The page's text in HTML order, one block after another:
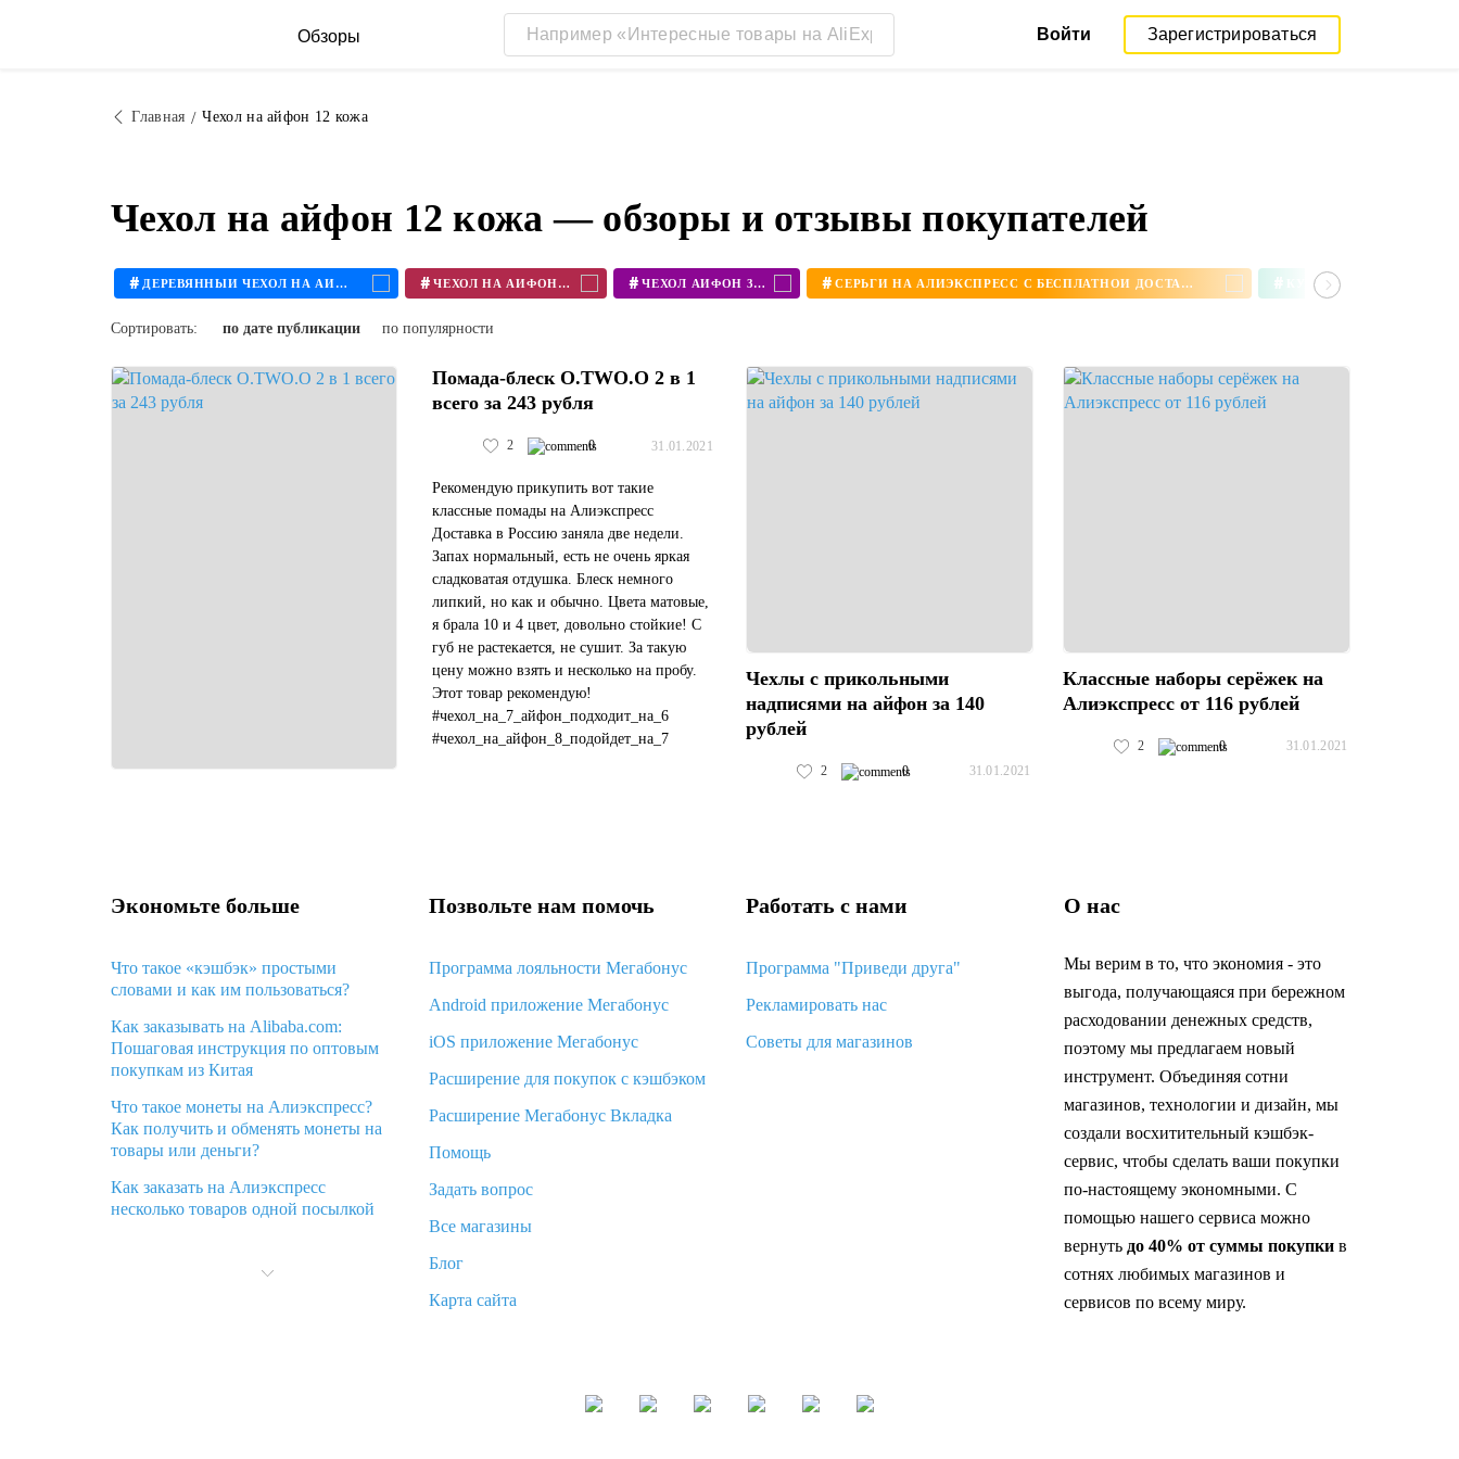
Обзоры Войти Зарегистрироваться
Главная Чехол на айфон 12 кожа
Чехол на айфон 12 кожа — обзоры и отзывы покупателей
# ДЕРЕВЯННЫЙ ЧЕХОЛ НА АЙФОН # ЧЕХОЛ НА АЙФОН 11 # ЧЕХОЛ АЙФОН 360 # СЕРЬГИ НА АЛИЭКСПРЕСС С БЕСПЛАТНОЙ ДОСТАВКОЙ #
Сортировать: по дате публикации по популярности
Помада-блеск O.TWO.O 2 в 1
всего за 243 рубля
2 0 31.01.2021
Рекомендую прикупить вот такие
классные помады на Алиэкспресс
Доставка в Россию заняла две недели.
Запах нормальный, есть не очень яркая
сладковатая отдушка. Блеск немного
липкий, но как и обычно. Цвета матовые,
я брала 10 и 4 цвет, довольно стойкие! С
губ не растекается, не сушит. За такую
цену можно взять и несколько на пробу.
Этот товар рекомендую!
#чехол_на_7_айфон_подходит_на_6
#чехол_на_айфон_8_подойдет_на_7
Чехлы с прикольными
надписями на айфон за 140
рублей
2 0 31.01.2021
Классные наборы серёжек на
Алиэкспресс от 116 рублей
2 0 31.01.2021
Экономьте больше
Что такое «кэшбэк» простыми
словами и как им пользоваться?
Как заказывать на Alibaba.com:
Пошаговая инструкция по оптовым
покупкам из Китая
Что такое монеты на Алиэкспресс?
Как получить и обменять монеты на
товары или деньги?
Как заказать на Алиэкспресс
несколько товаров одной посылкой
Алиэкспресс и что делать?
Позвольте нам помочь
Программа лояльности Мегабонус
Android приложение Мегабонус
iOS приложение Мегабонус
Расширение для покупок с кэшбэком
Расширение Мегабонус Вкладка
Помощь
Задать вопрос
Все магазины
Блог
Карта сайта
Работать с нами
Программа "Приведи друга"
Рекламировать нас
Советы для магазинов
О нас
Мы верим в то, что экономия - это
выгода, получающаяся при бережном
расходовании денежных средств,
поэтому мы предлагаем новый
инструмент. Объединяя сотни
магазинов, технологии и дизайн, мы
создали восхитительный кэшбэк-
сервис, чтобы сделать ваши покупки
по-настоящему экономными. С
помощью нашего сервиса можно
вернуть до 40% от суммы покупкив
сотнях любимых магазинов и
сервисов по всему миру.